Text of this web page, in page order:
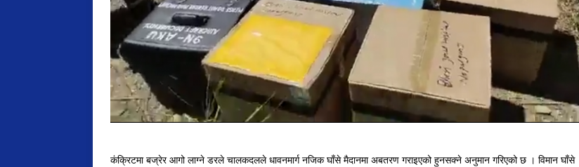
कंक्रिटमा बज्रेर आगो लाग्ने डरले चालकदलले धावनमार्ग नजिक घाँसे मैदानमा अबतरण गराइएको हुनसक्ने अनुमान गरिएको छ । विमान घाँसे